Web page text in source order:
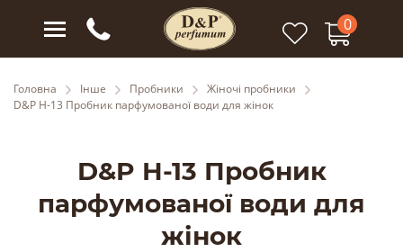
0
Головна Інше Пробники
Жіночі пробники
D&P H-13 Пробник парфумованої води для жінок
D&P H-13 Пробник
парфумованої води для
жінок